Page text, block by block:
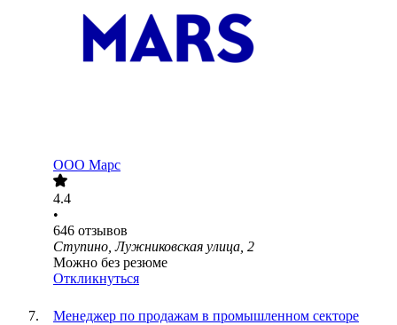
ООО Марс
4.4
•
646 отзывов
Ступино, Лужниковская улица, 2
Можно без резюме
Откликнуться
Менеджер по продажам в промышленном секторе